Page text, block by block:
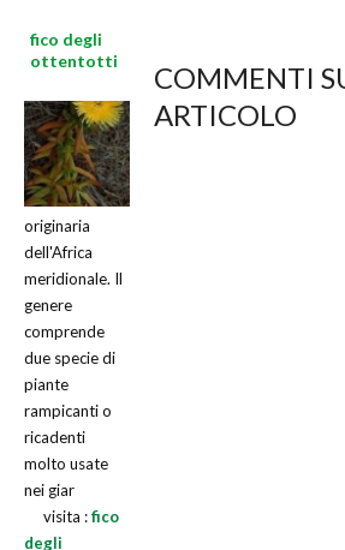
fico degli
ottentotti
originaria
dell'Africa
meridionale. Il
genere
comprende
due specie di
piante
rampicanti o
ricadenti
molto usate
nei giar
visita :fico
degli
COMMENTI
ARTICOLO